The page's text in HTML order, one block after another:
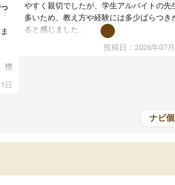
授
日
やすく親切でしたが、学生アルバイトの先
多いため、教え方や経験には多少ばらつき
ると感じました。
授業はホワイトボードを使って説明してく
教室全体としては小学生や中学生の利用者
投稿日：2026年07
ナビ